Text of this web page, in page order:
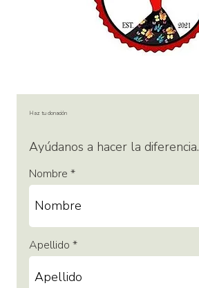
Haz tu donación
Ayúdanos a hacer la diferencia.
Nombre
Apellido